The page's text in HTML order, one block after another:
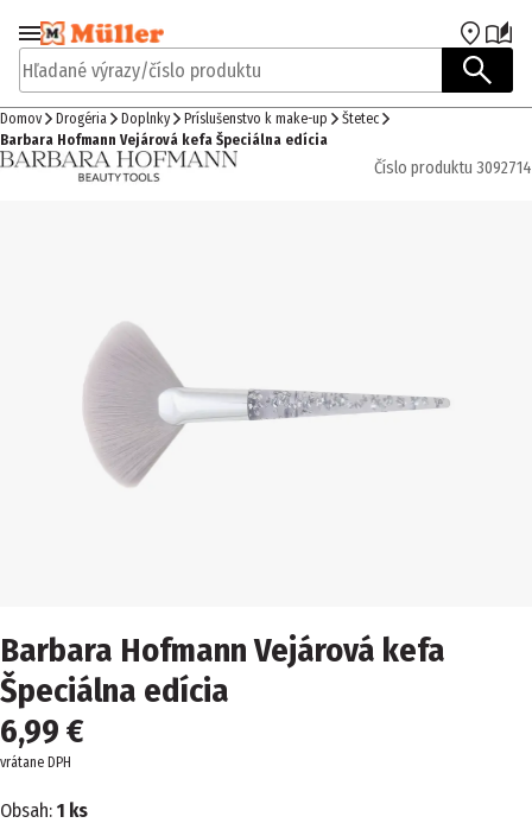
Prejsť na navigáciu
Prejsť na hlavný obsah
Hľadané výrazy/číslo produktu
Domov Drogéria Doplnky Príslušenstvo k make-up
Štetec
Barbara Hofmann Vejárová kefa Špeciálna edícia
Číslo produktu 3092714
Barbara Hofmann Vejárová kefa
Špeciálna edícia
6,99 €
vrátane DPH
Obsah: 1 ks